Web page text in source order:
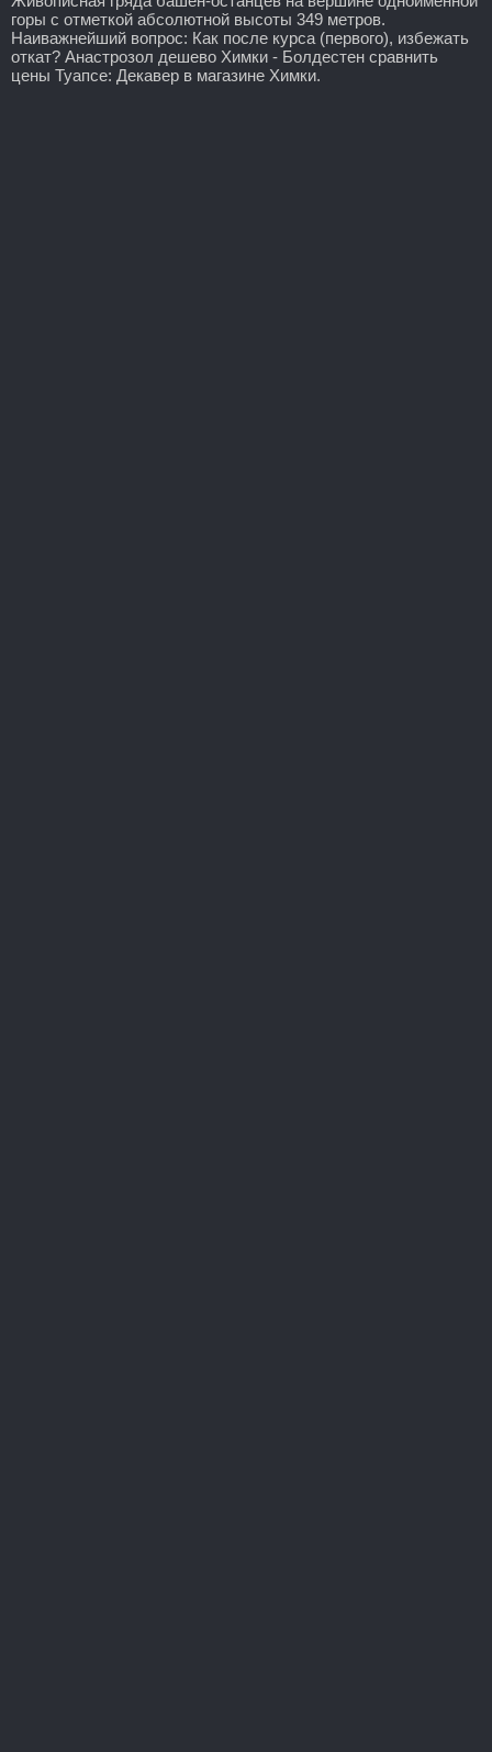
горы с отметкой абсолютной высоты 349 метров.
Наиважнейший вопрос: Как после курса (первого), избежать
откат? Анастрозол дешево Химки - Болдестен сравнить
цены Туапсе: Декавер в магазине Химки.